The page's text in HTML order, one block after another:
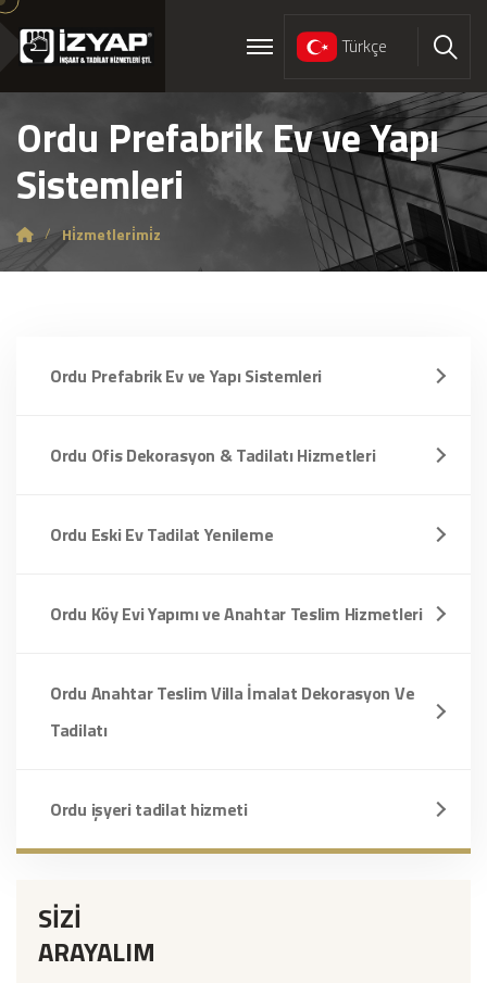
Türkçe Ara
Ordu Prefabrik Ev ve Yapı
Sistemleri
Hi̇zmetleri̇mi̇z
Ordu Prefabrik Ev ve Yapı Sistemleri
Ordu Ofis Dekorasyon & Tadilatı Hizmetleri
Ordu Eski Ev Tadilat Yenileme
Ordu Köy Evi Yapımı ve Anahtar Teslim Hizmetleri
Ordu Anahtar Teslim Villa İmalat Dekorasyon Ve
Tadilatı
Ordu işyeri tadilat hizmeti
SİZİ
ARAYALIM